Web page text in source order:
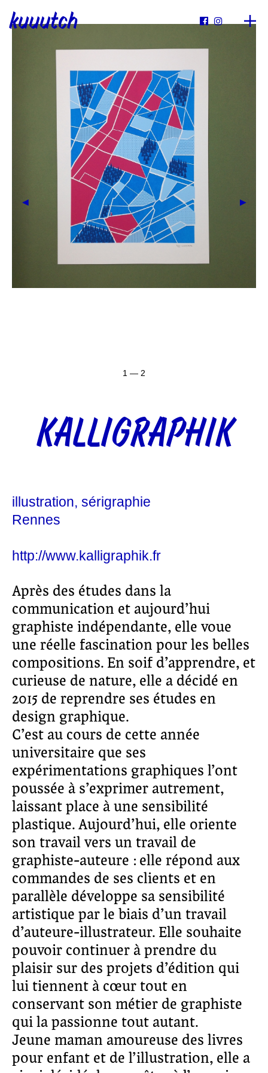
kuuutch  
1 — 2
KALLIGRAPHIK
illustration sérigraphie
Rennes
http://www.kalligraphik.fr
Après des études dans la
communication et aujourd’hui
graphiste indépendante, elle voue
une réelle fascination pour les belles
compositions. En soif d’apprendre, et
curieuse de nature, elle a décidé en
2015 de reprendre ses études en
design graphique.
C’est au cours de cette année
universitaire que ses
expérimentations graphiques l’ont
poussée à s’exprimer autrement,
laissant place à une sensibilité
plastique. Aujourd’hui, elle oriente
son travail vers un travail de
graphiste-auteure : elle répond aux
commandes de ses clients et en
parallèle développe sa sensibilité
artistique par le biais d’un travail
d’auteure-illustrateur. Elle souhaite
pouvoir continuer à prendre du
plaisir sur des projets d’édition qui
lui tiennent à cœur tout en
conservant son métier de graphiste
qui la passionne tout autant.
Jeune maman amoureuse des livres
pour enfant et de l’illustration, elle a